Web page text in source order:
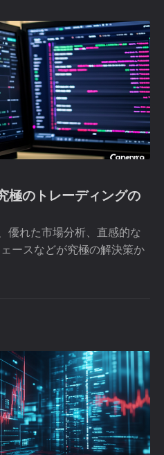
のトレーディングの
優れた市場分析、直感的な
ースなどが究極の解決策か